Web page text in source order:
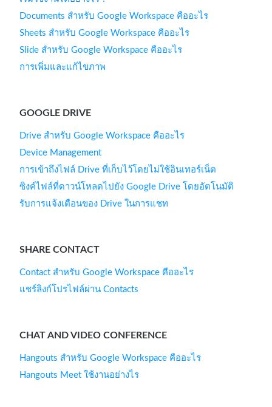
Documents สำหรับ Google Workspace คืออะไร
Sheets สำหรับ Google Workspace คืออะไร
Slide สำหรับ Google Workspace คืออะไร
การเพิ่มและแก้ไขภาพ
GOOGLE DRIVE
Drive สำหรับ Google Workspace คืออะไร
Device Management
การเข้าถึงไฟล์ Drive ที่เก็บไว้โดยไม่ใช้อินเทอร์เน็ต
ซิงค์ไฟล์ที่ดาวน์โหลดไปยัง Google Drive โดยอัตโนมัติ
รับการแจ้งเตือนของ Drive ในการแชท
SHARE CONTACT
Contact สำหรับ Google Workspace คืออะไร
แชร์ลิงก์โปรไฟล์ผ่าน Contacts
CHAT AND VIDEO CONFERENCE
Hangouts สำหรับ Google Workspace คืออะไร
Hangouts Meet ใช้งานอย่างไร